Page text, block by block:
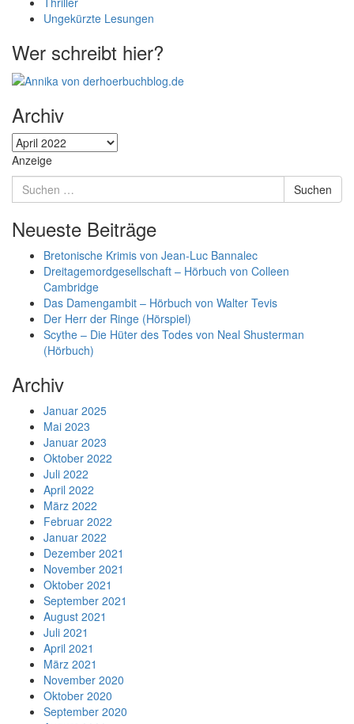
Ungekürzte Lesungen
Wer schreibt hier?
Archiv
Archiv
Anzeige
Suchen
nach:
Suchen
Neueste Beiträge
Bretonische Krimis von Jean-Luc Bannalec
Dreitagemordgesellschaft – Hörbuch von Colleen
Cambridge
Das Damengambit – Hörbuch von Walter Tevis
Der Herr der Ringe (Hörspiel)
Scythe – Die Hüter des Todes von Neal Shusterman
(Hörbuch)
Archiv
Januar 2025
Mai 2023
Januar 2023
Oktober 2022
Juli 2022
April 2022
März 2022
Februar 2022
Januar 2022
Dezember 2021
November 2021
Oktober 2021
September 2021
August 2021
Juli 2021
April 2021
März 2021
November 2020
Oktober 2020
September 2020